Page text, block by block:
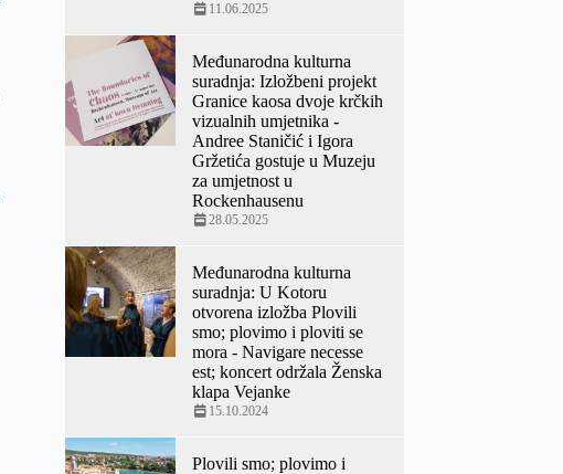
11.06.2025
Međunarodna kulturna
suradnja: Izložbeni projekt
Granice kaosa dvoje krčkih
vizualnih umjetnika -
Andree Staničić i Igora
Gržetića gostuje u Muzeju
za umjetnost u
Rockenhausenu
28.05.2025
Međunarodna kulturna
suradnja: U Kotoru
otvorena izložba Plovili
smo; plovimo i ploviti se
mora - Navigare necesse
est; koncert održala Ženska
klapa Vejanke
15.10.2024
Plovili smo; plovimo i